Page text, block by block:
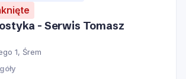
- Serwis Tomasz
1, Śrem